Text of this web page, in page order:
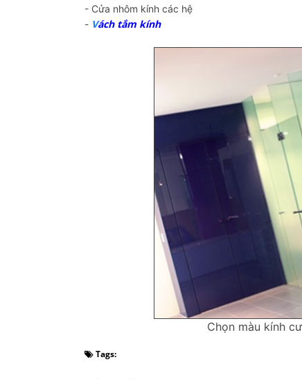
- Cửa nhôm kính các hệ
- Vách tắm kính
Chọn màu kính
Tags: